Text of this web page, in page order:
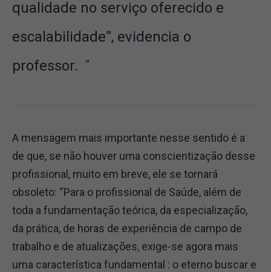
qualidade no serviço oferecido e
escalabilidade”, evidencia o
professor.
A mensagem mais importante nesse sentido é a
de que, se não houver uma conscientização desse
profissional, muito em breve, ele se tornará
obsoleto: “Para o profissional de Saúde, além de
toda a fundamentação teórica, da especialização,
da prática, de horas de experiência de campo de
trabalho e de atualizações, exige-se agora mais
uma característica fundamental : o eterno buscar e